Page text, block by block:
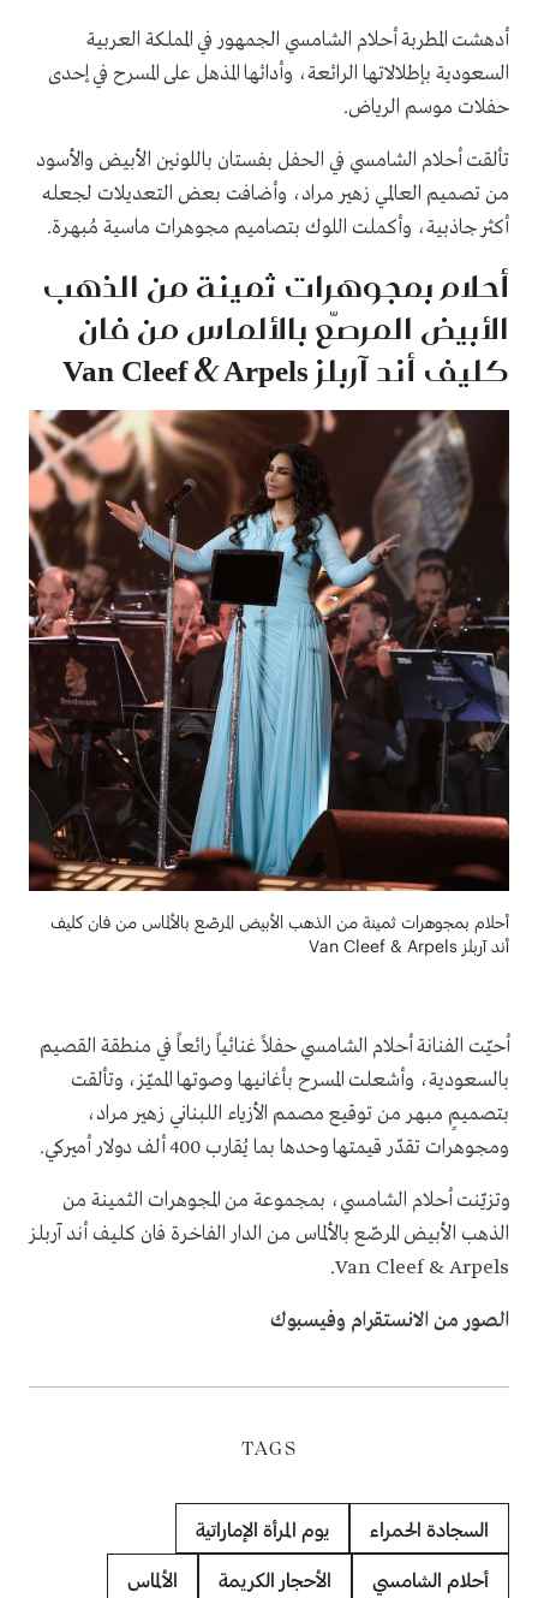
أدهشت المطربة أحلام الشامسي الجمهور في المملكة العربية
السعودية بإطلالاتها الرائعة، وأدائها المذهل على المسرح في إحدى
حفلات موسم الرياض.
تألقت أحلام الشامسي في الحفل بفستان باللونين الأبيض والأسود
من تصميم العالمي زهير مراد، وأضافت بعض التعديلات لجعله
أكثر جاذبية، وأكملت اللوك بتصاميم مجوهرات ماسية مُبهرة.
أحلام بمجوهرات ثمينة من الذهب
الأبيض المرصّع بالألماس من فان
كليف أند آربلز Van Cleef & Arpels
أحلام بمجوهرات ثمينة من الذهب الأبيض المرصّع بالألماس من فان كليف
أند آربلز Van Cleef & Arpels
أحيّت الفنانة أحلام الشامسي حفلاً غنائياً رائعاً في منطقة القصيم
بالسعودية، وأشعلت المسرح بأغانيها وصوتها المميّز، وتألقت
بتصميمٍ مبهر من توقيع مصمم الأزياء اللبناني زهير مراد،
ومجوهرات تقدّر قيمتها وحدها بما يُقارب 400 ألف دولار أميركي.
وتزيّنت أحلام الشامسي، بمجموعة من المجوهرات الثمينة من
الذهب الأبيض المرصّع بالألماس من الدار الفاخرة فان كليف أند آربلز
Van Cleef & Arpels.
الصور من الانستقرام وفيسبوك
TAGS
السجادة الحمراء يوم المرأة الإماراتية
أحلام الشامسي الأحجار الكريمة الألماس